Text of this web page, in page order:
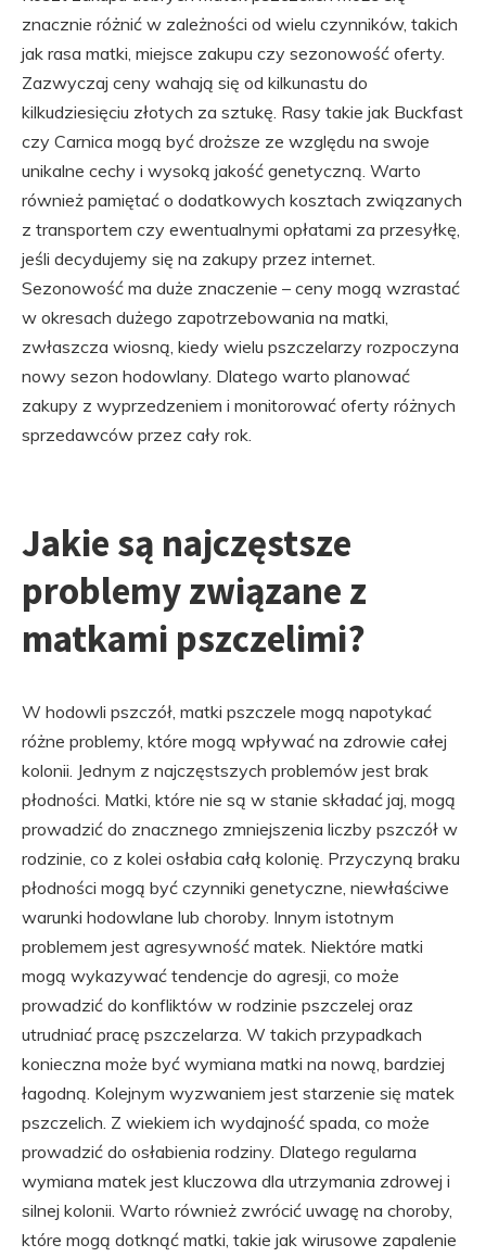
znacznie różnić w zależności od wielu czynników, takich
jak rasa matki, miejsce zakupu czy sezonowość oferty.
Zazwyczaj ceny wahają się od kilkunastu do
kilkudziesięciu złotych za sztukę. Rasy takie jak Buckfast
czy Carnica mogą być droższe ze względu na swoje
unikalne cechy i wysoką jakość genetyczną. Warto
również pamiętać o dodatkowych kosztach związanych
z transportem czy ewentualnymi opłatami za przesyłkę,
jeśli decydujemy się na zakupy przez internet.
Sezonowość ma duże znaczenie – ceny mogą wzrastać
w okresach dużego zapotrzebowania na matki,
zwłaszcza wiosną, kiedy wielu pszczelarzy rozpoczyna
nowy sezon hodowlany. Dlatego warto planować
zakupy z wyprzedzeniem i monitorować oferty różnych
sprzedawców przez cały rok.
Jakie są najczęstsze
problemy związane z
matkami pszczelimi?
W hodowli pszczół, matki pszczele mogą napotykać
różne problemy, które mogą wpływać na zdrowie całej
kolonii. Jednym z najczęstszych problemów jest brak
płodności. Matki, które nie są w stanie składać jaj, mogą
prowadzić do znacznego zmniejszenia liczby pszczół w
rodzinie, co z kolei osłabia całą kolonię. Przyczyną braku
płodności mogą być czynniki genetyczne, niewłaściwe
warunki hodowlane lub choroby. Innym istotnym
problemem jest agresywność matek. Niektóre matki
mogą wykazywać tendencje do agresji, co może
prowadzić do konfliktów w rodzinie pszczelej oraz
utrudniać pracę pszczelarza. W takich przypadkach
konieczna może być wymiana matki na nową, bardziej
łagodną. Kolejnym wyzwaniem jest starzenie się matek
pszczelich. Z wiekiem ich wydajność spada, co może
prowadzić do osłabienia rodziny. Dlatego regularna
wymiana matek jest kluczowa dla utrzymania zdrowej i
silnej kolonii. Warto również zwrócić uwagę na choroby,
które mogą dotknąć matki, takie jak wirusowe zapalenie